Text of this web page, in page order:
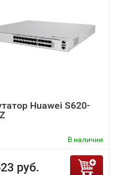
Huawei S620-
В наличии
руб.